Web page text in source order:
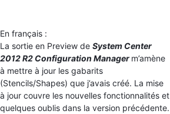
En français :
La sortie en Preview de System Center
2012 R2 Configuration Manager m’amène
à mettre à jour les gabarits
(Stencils/Shapes) que j’avais créé. La mise
à jour couvre les nouvelles fonctionnalités et
quelques oublis dans la version précédente.